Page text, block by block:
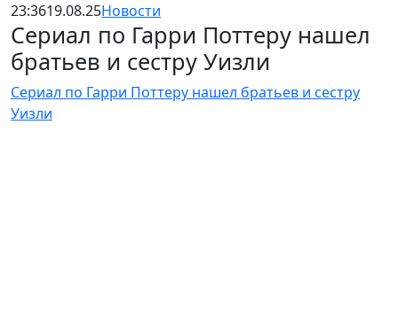
23:3619.08.25Новости
Сериал по Гарри Поттеру нашел
братьев и сестру Уизли
Сериал по Гарри Поттеру нашел братьев и сестру
Уизли